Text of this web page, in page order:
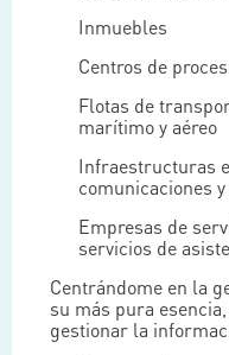
Inmuebles
Centros de
Flotas de
marítimo y aéreo
Infraestructuras
comunicaciones
Empresas de
servicios de
Centrándome en la
su más pura
gestionar la